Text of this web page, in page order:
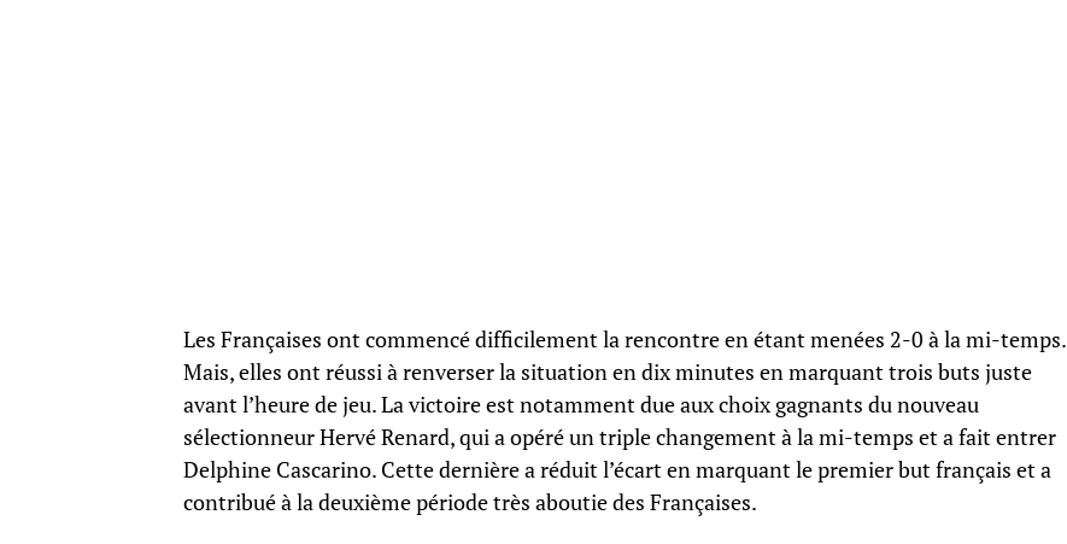
Les Françaises ont commencé difficilement la rencontre en étant menées 2-0 à la mi-temps.
Mais, elles ont réussi à renverser la situation en dix minutes en marquant trois buts juste
avant l’heure de jeu. La victoire est notamment due aux choix gagnants du nouveau
sélectionneur Hervé Renard, qui a opéré un triple changement à la mi-temps et a fait entrer
Delphine Cascarino. Cette dernière a réduit l’écart en marquant le premier but français et a
contribué à la deuxième période très aboutie des Françaises.